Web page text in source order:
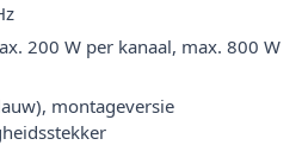
200 W per kanaal, max. 800 W
montageversie